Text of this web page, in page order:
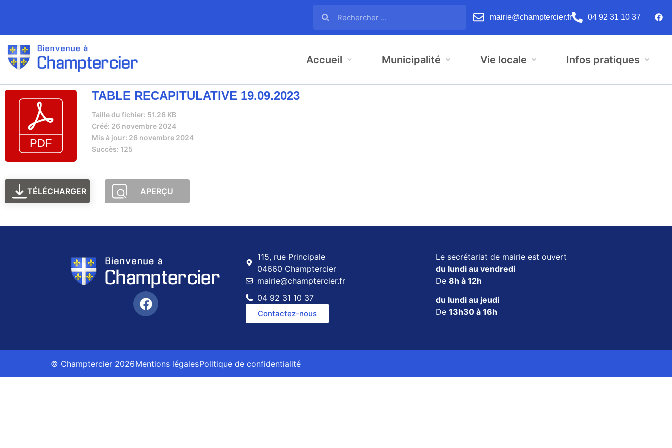
mairie@champtercier.fr 04 92 31 10 37
Accueil Municipalité Vie locale Infos pratiques
TABLE RECAPITULATIVE 19.09.2023
Taille du fichier: 51.26 KB
Créé: 26 novembre 2024
Mis à jour: 26 novembre 2024
Succès: 125
TÉLÉCHARGER APERÇU
115, rue Principale
04660 Champtercier
mairie@champtercier.fr
04 92 31 10 37
Contactez-nous
Le secrétariat de mairie est ouvert
du lundi au vendredi
De 8h à 12h
du lundi au jeudi
De 13h30 à 16h
© Champtercier 2026Mentions légalesPolitique de confidentialité